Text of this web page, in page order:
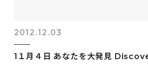
2012.12.03
1１月４日 あなたを大発見